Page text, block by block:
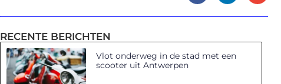
RECENTE BERICHTEN
Vlot onderweg in de stad met een
scooter uit Antwerpen